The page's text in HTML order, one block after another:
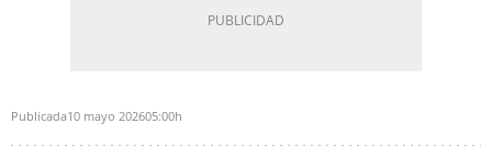
Publicada10 mayo 202605:00h